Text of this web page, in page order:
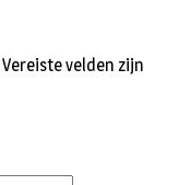
Vereiste velden zijn